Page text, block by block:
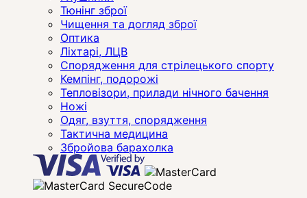
Тюнінг зброї
Чищення та догляд зброї
Оптика
Ліхтарі, ЛЦВ
Спорядження для стрілецького спорту
Кемпінг, подорожі
Тепловізори, прилади нічного бачення
Ножі
Одяг, взуття, спорядження
Тактична медицина
Збройова барахолка